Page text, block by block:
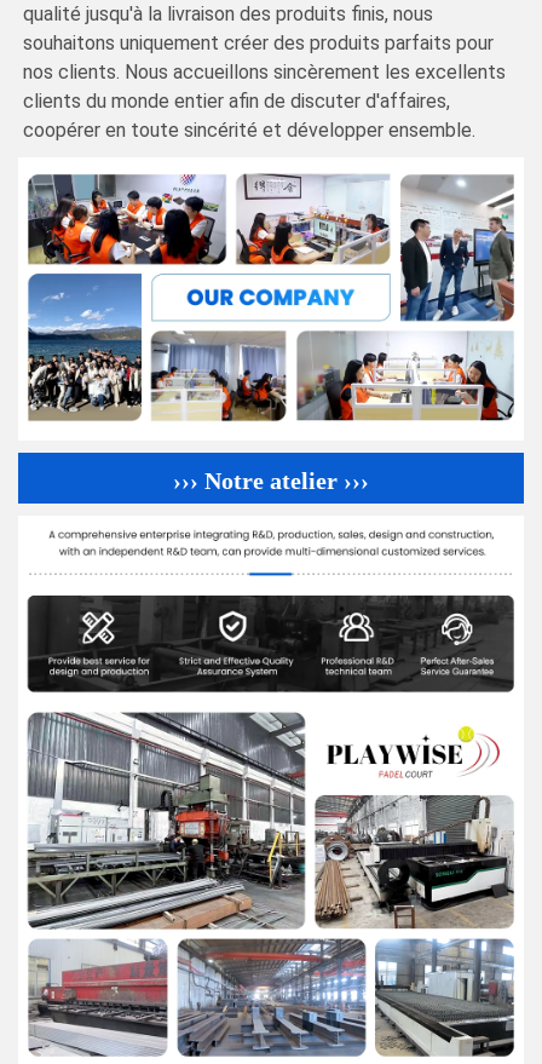
qualité jusqu'à la livraison des produits finis, nous
souhaitons uniquement créer des produits parfaits pour
nos clients. Nous accueillons sincèrement les excellents
clients du monde entier afin de discuter d'affaires,
coopérer en toute sincérité et développer ensemble.
››› Notre atelier ›››